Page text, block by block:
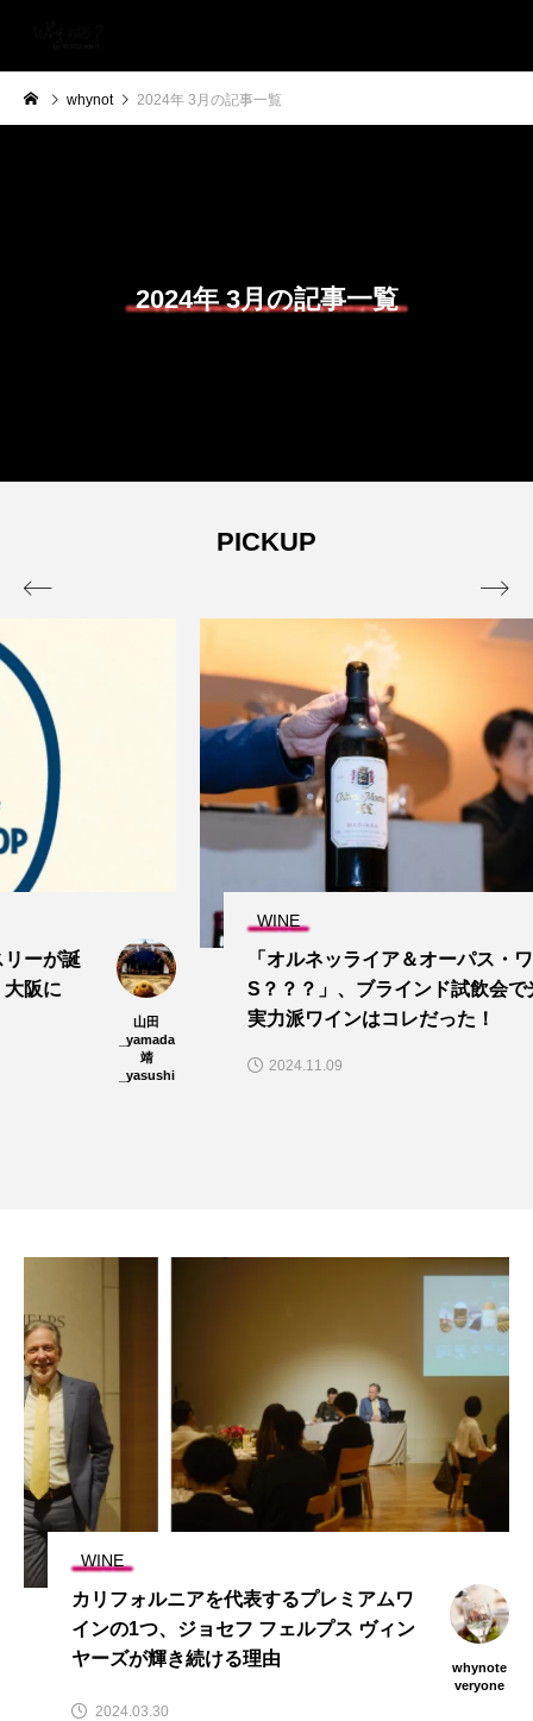
whynot 2024年 3月の記事一覧
2024年 3月の記事一覧
PICKUP
「オルネッライア＆オーパス・ワンV
S？？？」、ブラインド試飲会で光った
実力派ワインはコレだった！
山本ジョ
2024.11.09
 
WINE
カリフォルニアを代表するプレミアムワ
インの1つ、ジョセフ フェルプス ヴィン
ヤーズが輝き続ける理由
whynote
veryone
2024.03.30